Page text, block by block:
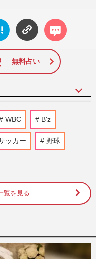
な
ク
コメン
ト
無料占い
WBCのNetflix大会応援
「もはや稲葉オリジナ
soul…
稲葉浩志が披露した
ンス、60歳でも衰えな
筋トレ師…
28日号 2025/1/6
旧ジャニとの雪解け
、視聴率低迷打開のカ
WBC B'z
ッカー 野球
覧を見る